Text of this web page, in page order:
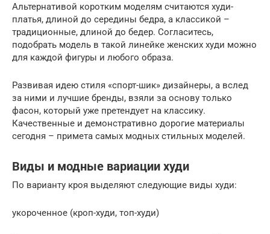
Альтернативой коротким моделям считаются худи-
платья, длиной до середины бедра, а классикой –
традиционные, длиной до бедер. Согласитесь,
подобрать модель в такой линейке женских худи можно
для каждой фигуры и любого образа.
Развивая идею стиля «спорт-шик» дизайнеры, а вслед
за ними и лучшие бренды, взяли за основу только
фасон, который уже претендует на классику.
Качественные и демонстративно дорогие материалы
сегодня – примета самых модных стильных моделей.
Виды и модные вариации худи
По варианту кроя выделяют следующие виды худи:
укороченное (кроп-худи, топ-худи)